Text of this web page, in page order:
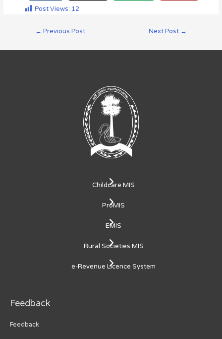
Post Views: 12
← Previous Post Next Post →
Childcare MIS
ProMIS
EMIS
Rural Societies MIS
e-Revenue Licence System
Feedback
Feedback